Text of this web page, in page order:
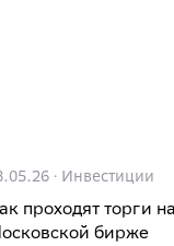
· Инвестиции
проходят торги
бирже